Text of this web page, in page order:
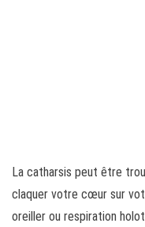
La catharsis peut être
claquer votre cœur sur
oreiller ou respiration